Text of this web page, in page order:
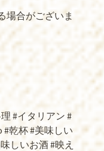
場合がございま
#イタリアン #
#乾杯 #美味しい
しいお酒 #映え